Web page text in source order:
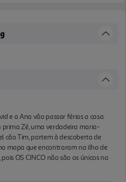
e a Ana vão passar férias a casa
Zé, uma verdadeira maria-
cão Tim, partem à descoberta de
mapa que encontraram na ilha de
OS CINCO não são os únicos na